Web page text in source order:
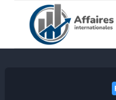
contenu